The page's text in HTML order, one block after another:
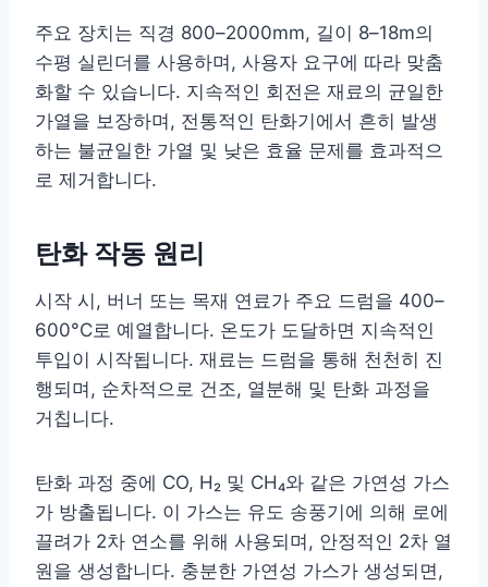
주요 장치는 직경 800–2000mm, 길이 8–18m의
수평 실린더를 사용하며, 사용자 요구에 따라 맞춤
화할 수 있습니다. 지속적인 회전은 재료의 균일한
가열을 보장하며, 전통적인 탄화기에서 흔히 발생
하는 불균일한 가열 및 낮은 효율 문제를 효과적으
로 제거합니다.
탄화 작동 원리
시작 시, 버너 또는 목재 연료가 주요 드럼을 400–
600°C로 예열합니다. 온도가 도달하면 지속적인
투입이 시작됩니다. 재료는 드럼을 통해 천천히 진
행되며, 순차적으로 건조, 열분해 및 탄화 과정을
거칩니다.
탄화 과정 중에 CO, H₂ 및 CH₄와 같은 가연성 가스
가 방출됩니다. 이 가스는 유도 송풍기에 의해 로에
끌려가 2차 연소를 위해 사용되며, 안정적인 2차 열
원을 생성합니다. 충분한 가연성 가스가 생성되면,